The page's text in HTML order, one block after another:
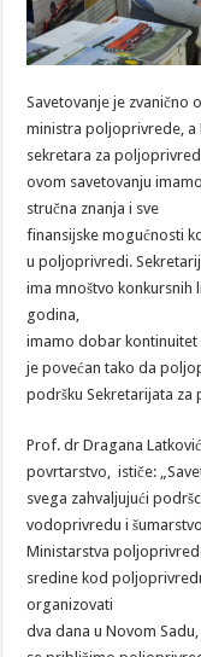
Savetovanje je zvanično
ministra poljoprivrede, a
sekretara za
ovom savetovanju
stručna znanja i sve
finansijske mogućnosti
u poljoprivredi.
ima mnoštvo konkursnih
godina,
imamo dobar kontinuitet
je povećan tako da
podršku Sekretarijata za
Prof. dr Dragana
povrtarstvo, ističe:
svega zahvaljujući
vodoprivredu i
Ministarstva
sredine kod
organizovati
dva dana u Novom